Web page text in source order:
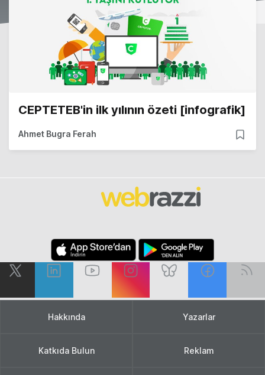
CEPTETEB'in ilk yılının özeti [infografik]
Ahmet Bugra Ferah
Hakkında Yazarlar
Katkıda Bulun Reklam